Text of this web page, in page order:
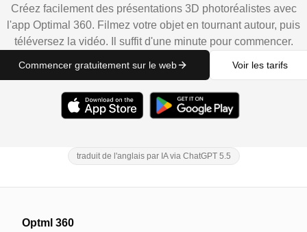
Créez facilement des présentations 3D photoréalistes avec
l'app Optimal 360. Filmez votre objet en tournant autour, puis
téléversez la vidéo. Il suffit d'une minute pour commencer.
Commencer gratuitement sur le web Voir les tarifs
traduit de l'anglais par IA via ChatGPT 5.5
Optml 360